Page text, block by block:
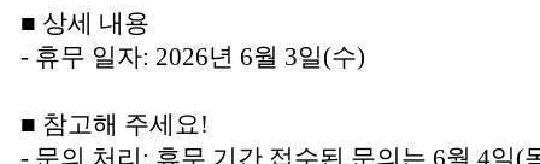
■ 상세 내용
- 휴무 일자: 2026년 6월 3일(수)
■ 참고해 주세요!
- 문의 처리: 휴무 기간 접수된 문의는 6월 4일(